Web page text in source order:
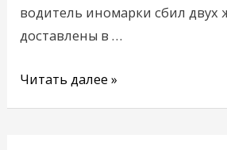
водитель иномарки сбил
доставлены в …
Читать далее »